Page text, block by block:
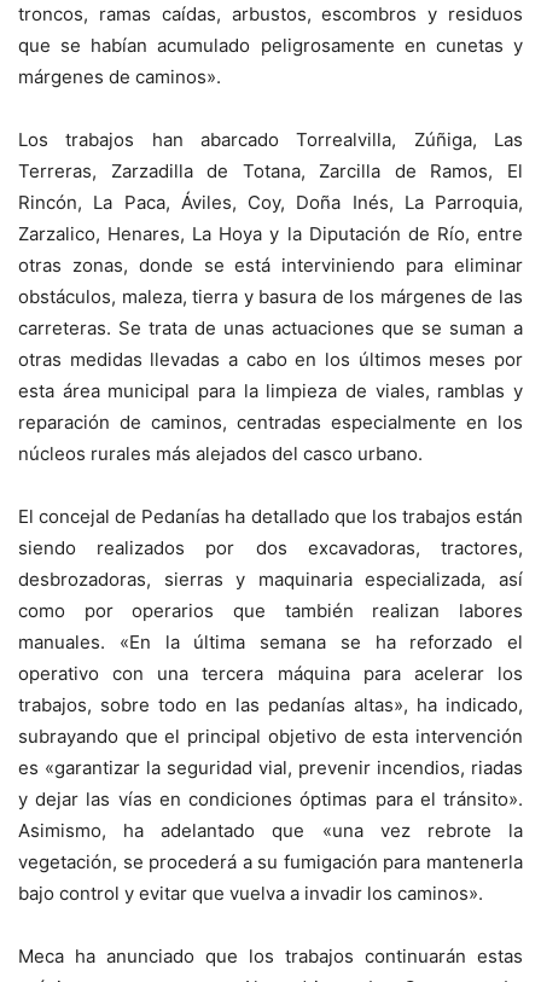
troncos, ramas caídas, arbustos, escombros y residuos
que se habían acumulado peligrosamente en cunetas y
márgenes de caminos».
Los trabajos han abarcado Torrealvilla, Zúñiga, Las
Terreras, Zarzadilla de Totana, Zarcilla de Ramos, El
Rincón, La Paca, Áviles, Coy, Doña Inés, La Parroquia,
Zarzalico, Henares, La Hoya y la Diputación de Río, entre
otras zonas, donde se está interviniendo para eliminar
obstáculos, maleza, tierra y basura de los márgenes de las
carreteras. Se trata de unas actuaciones que se suman a
otras medidas llevadas a cabo en los últimos meses por
esta área municipal para la limpieza de viales, ramblas y
reparación de caminos, centradas especialmente en los
núcleos rurales más alejados del casco urbano.
El concejal de Pedanías ha detallado que los trabajos están
siendo realizados por dos excavadoras, tractores,
desbrozadoras, sierras y maquinaria especializada, así
como por operarios que también realizan labores
manuales. «En la última semana se ha reforzado el
operativo con una tercera máquina para acelerar los
trabajos, sobre todo en las pedanías altas», ha indicado,
subrayando que el principal objetivo de esta intervención
es «garantizar la seguridad vial, prevenir incendios, riadas
y dejar las vías en condiciones óptimas para el tránsito».
Asimismo, ha adelantado que «una vez rebrote la
vegetación, se procederá a su fumigación para mantenerla
bajo control y evitar que vuelva a invadir los caminos».
Meca ha anunciado que los trabajos continuarán estas